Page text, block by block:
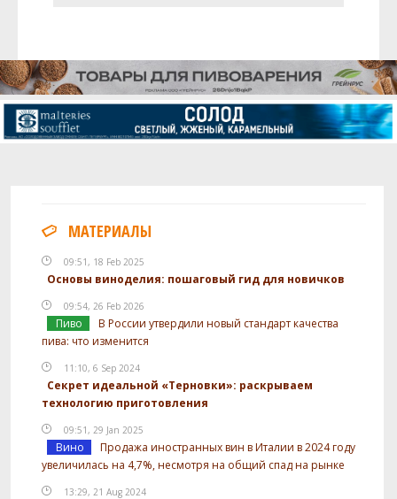
МАТЕРИАЛЫ
09:51, 18 Feb 2025
Основы виноделия: пошаговый гид для новичков
09:54, 26 Feb 2026
Пиво
В России утвердили новый стандарт качества
пива: что изменится
11:10, 6 Sep 2024
Секрет идеальной «Терновки»: раскрываем
технологию приготовления
09:51, 29 Jan 2025
Вино
Продажа иностранных вин в Италии в 2024 году
увеличилась на 4,7%, несмотря на общий спад на рынке
13:29, 21 Aug 2024